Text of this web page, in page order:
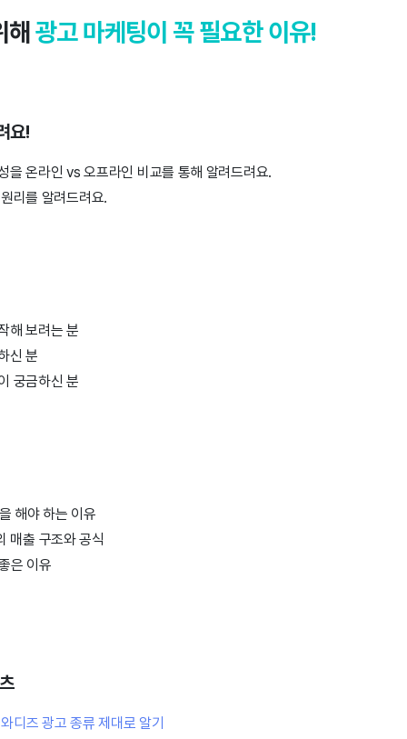
해 광고 마케팅이 꼭 필요한 이유!
요!
을 온라인 vs 오프라인 비교를 통해 알려드려요.
리를 알려드려요.
해 보려는 분
신 분
궁금하신 분
해야 하는 이유
매출 구조와 공식
은 이유
디즈 광고 종류 제대로 알기